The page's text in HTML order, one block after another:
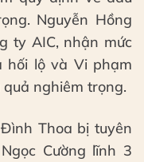
Nguyễn Hồng
ty AIC, nhận mức
lộ và Vi phạm
nghiêm trọng.
Thoa bị tuyên
Cường lĩnh 3